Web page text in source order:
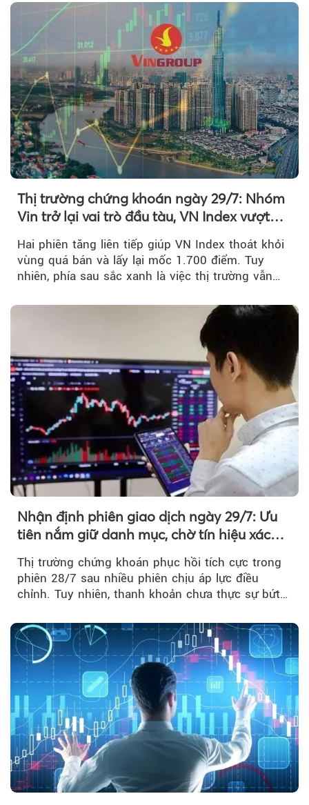
Thị trường chứng khoán ngày 29/7: Nhóm
Vin trở lại vai trò đầu tàu, VN Index vượt
Hai phiên tăng liên tiếp giúp VN Index thoát khỏi
vùng quá bán và lấy lại mốc 1.700 điểm. Tuy
nhiên, phía sau sắc xanh là việc thị trường vẫn
tiền vẫn chưa thực sự trở lại.
Nhận định phiên giao dịch ngày 29/7: Ưu
tiên nắm giữ danh mục, chờ tín hiệu xác
Thị trường chứng khoán phục hồi tích cực trong
phiên 28/7 sau nhiều phiên chịu áp lực điều
chỉnh. Tuy nhiên, thanh khoản chưa thực sự bứt